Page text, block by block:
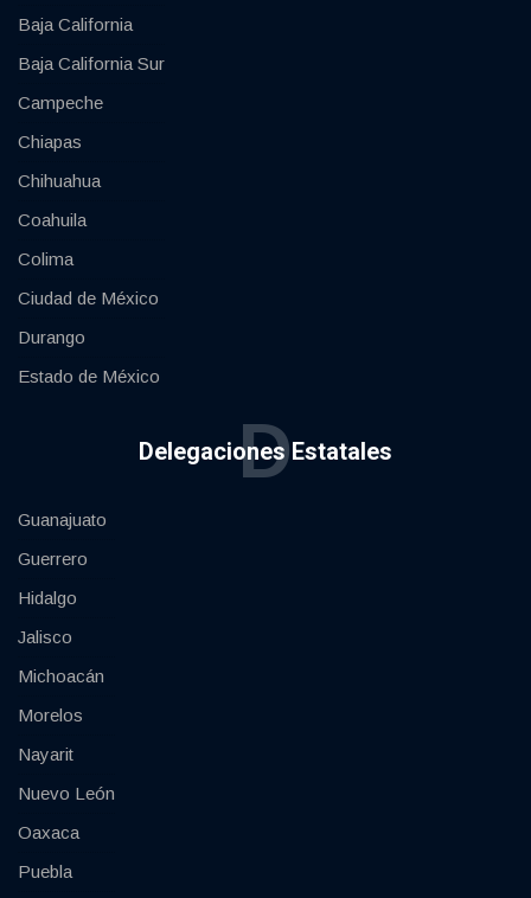
Baja California
Baja California Sur
Campeche
Chiapas
Chihuahua
Coahuila
Colima
Ciudad de México
Durango
Estado de México
Delegaciones Estatales
D
Guanajuato
Guerrero
Hidalgo
Jalisco
Michoacán
Morelos
Nayarit
Nuevo León
Oaxaca
Puebla